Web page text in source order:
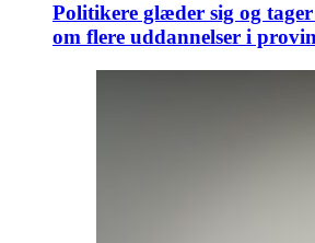
Politikere glæder sig og
om flere uddannelser i